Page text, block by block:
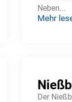
Neben...
Mehr
Der